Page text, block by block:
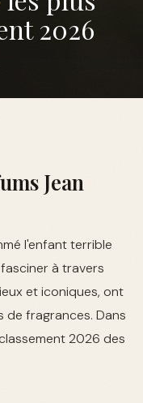
2026
Jean
l'enfant terrible
à travers
et iconiques, ont
fragrances. Dans
2026 des